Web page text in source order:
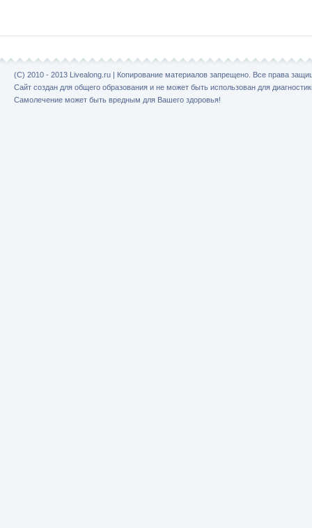
(C) 2010 - 2013 Livealong.ru | Копирование материалов запрещено. Все права
Сайт создан для общего образования и не может быть использован для
Самолечение может быть вредным для Вашего здоровья!